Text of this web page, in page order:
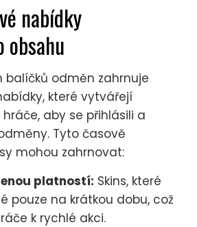
nabídky
obsahu
balíčků odměn zahrnuje
které vytvářejí
aby se přihlásili a
Tyto časově
mohou zahrnovat:
platností: Skins, které
pouze na krátkou dobu, což
k rychlé akci.